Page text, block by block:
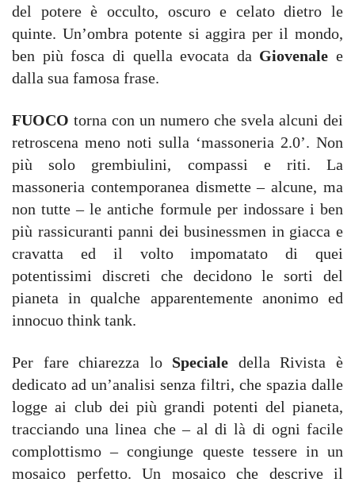
del potere è occulto, oscuro e celato dietro le
quinte. Un’ombra potente si aggira per il mondo,
ben più fosca di quella evocata da Giovenale e
dalla sua famosa frase.
FUOCO torna con un numero che svela alcuni dei
retroscena meno noti sulla ‘massoneria 2.0’. Non
più solo grembiulini, compassi e riti. La
massoneria contemporanea dismette – alcune, ma
non tutte – le antiche formule per indossare i ben
più rassicuranti panni dei businessmen in giacca e
cravatta ed il volto impomatato di quei
potentissimi discreti che decidono le sorti del
pianeta in qualche apparentemente anonimo ed
innocuo think tank.
Per fare chiarezza lo Speciale della Rivista è
dedicato ad un’analisi senza filtri, che spazia dalle
logge ai club dei più grandi potenti del pianeta,
tracciando una linea che – al di là di ogni facile
complottismo – congiunge queste tessere in un
mosaico perfetto. Un mosaico che descrive il